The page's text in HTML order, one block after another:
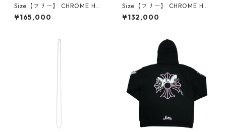
Size【フリー】 CHROME HEA
RTS クロム・ハーツ TRUCKE
R CAP NEW 3 CEM CRS ORA
¥165,000
Size【フリー】 CHROME HEA
RTS クロム・ハーツ HONOLU
LU TRUCKER CAP BLACK ホ
¥132,000